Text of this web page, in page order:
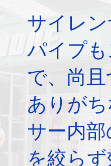
サイレ
パイプ
で、尚
ありが
サー内
を絞ら